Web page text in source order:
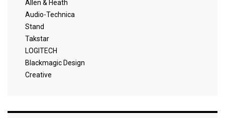
Allen & Heath
Audio-Technica
Stand
Takstar
LOGITECH
Blackmagic Design
Creative